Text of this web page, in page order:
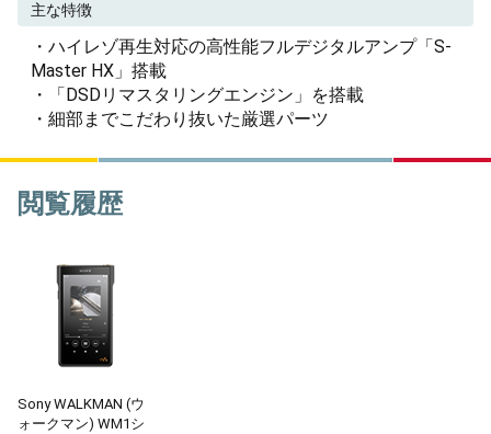
主な特徴
・ハイレゾ再生対応の高性能フルデジタルアンプ「S-
Master HX」搭載
・「DSDリマスタリングエンジン」を搭載
・細部までこだわり抜いた厳選パーツ
閲覧履歴
Sony WALKMAN (ウ
ォークマン) WM1シ